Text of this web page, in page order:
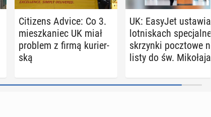
Ci­ti­zens Advice: Co 3.
miesz­ka­niec UK miał
problem z firmą ku­rier­
ską
UK: EasyJet ustawia
lot­ni­skach spe­cjal­ne
skrzyn­ki pocz­to­we na
listy do św. Mi­ko­ła­ja